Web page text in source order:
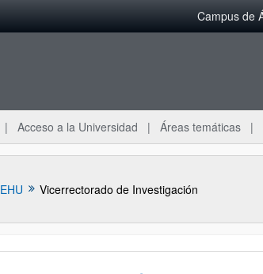
Campus de
Acceso a la Universidad Áreas temáticas
EHU Vicerrectorado de Investigación